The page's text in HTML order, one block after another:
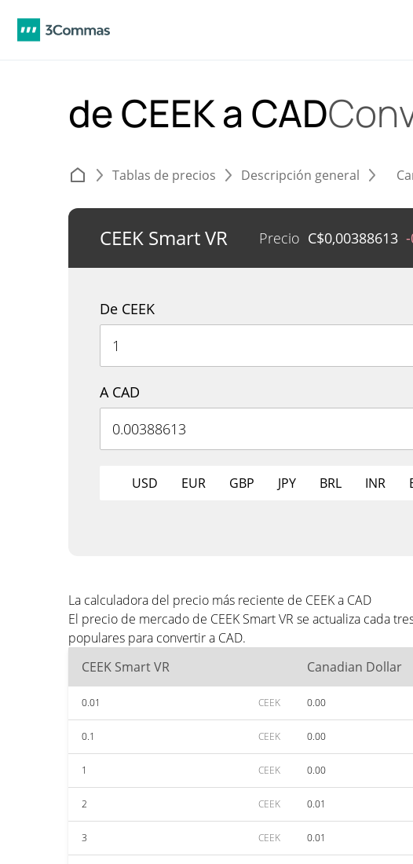
de CEEK a CAD
Tablas de precios Descripción general
CEEK Smart VR Precio C$0,00388613
De CEEK
A CAD
USD EUR GBP JPY BRL INR
La calculadora del precio más reciente de CEEK a CAD
El precio de mercado de CEEK Smart VR se actualiza cada
populares para convertir a CAD.
CEEK Smart VR
Canadian Dollar
0.01 CEEK 0.00
0.1 CEEK 0.00
1 CEEK 0.00
2 CEEK 0.01
3 CEEK 0.01